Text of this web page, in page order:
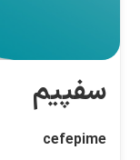
سفپیم
cefepime